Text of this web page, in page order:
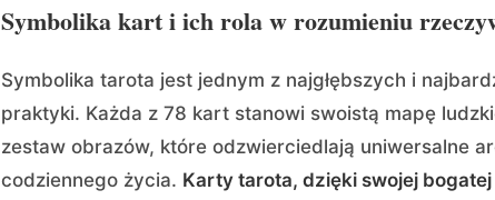
Symbolika kart i ich rola w rozumieniu
Symbolika tarota jest jednym z najgłębszych i
praktyki. Każda z 78 kart stanowi swoistą mapę
zestaw obrazów, które odzwierciedlają uniwersalne
codziennego życia. Karty tarota, dzięki swojej